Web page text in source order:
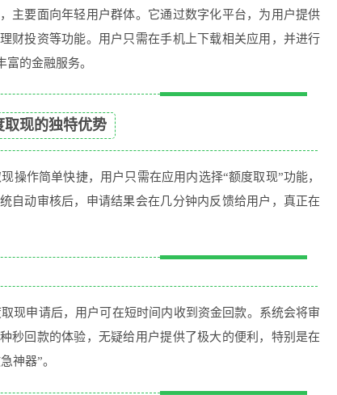
主要面向年轻用户群体。它通过数字化平台，为用户提供
财投资等功能。用户只需在手机上下载相关应用，并进行
的金融服务。
取现的独特优势
作简单快捷，用户只需在应用内选择“额度取现”功能，
自动审核后，申请结果会在几分钟内反馈给用户，真正在
现申请后，用户可在短时间内收到资金回款。系统会将审
秒回款的体验，无疑给用户提供了极大的便利，特别是在
神器”。